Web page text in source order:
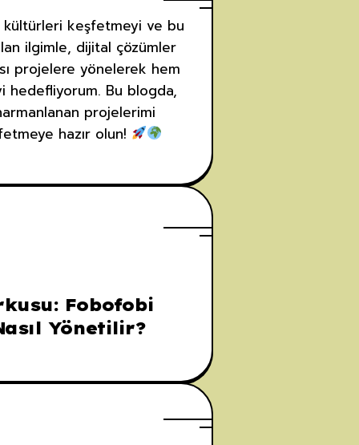
kültürleri keşfetmeyi ve bu
ilgimle, dijital çözümler
projelere yönelerek hem
hedefliyorum. Bu blogda,
projelerimi
hazır olun!
Fobofobi
Yönetilir?